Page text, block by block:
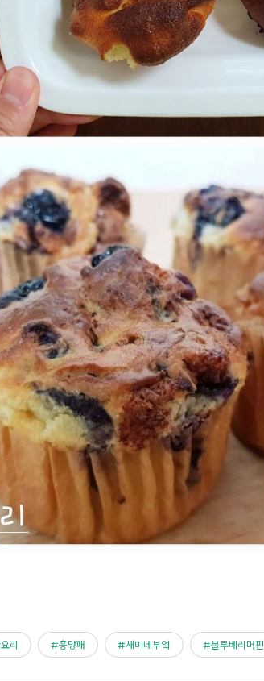
리 흥망패 새미네부엌 블루베리머핀